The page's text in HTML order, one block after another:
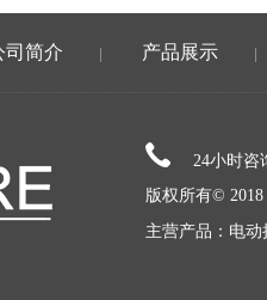
司简介 产品展示
24小时咨
版权所有©
主营产品：电